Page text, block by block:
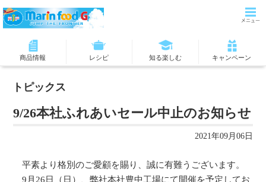
商品情報 レシピ 知る楽しむ キャンペーン
トピックス
9/26本社ふれあいセール中止のお知らせ
2021年09月06日
平素より格別のご愛顧を賜り、誠に有難うございます。
9月26日（日）、弊社本社豊中工場にて開催を予定してお